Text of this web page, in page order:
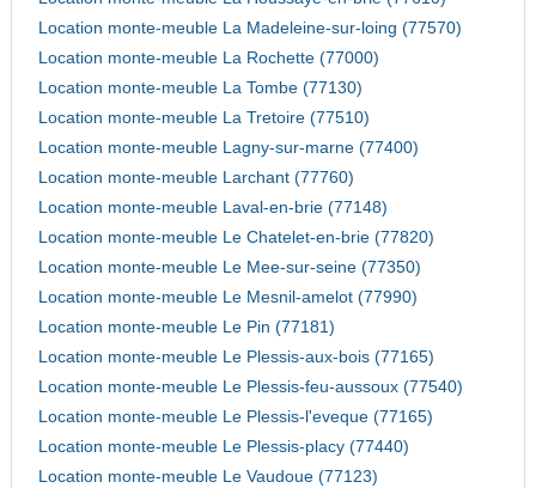
Location monte-meuble La Madeleine-sur-loing (77570)
Location monte-meuble La Rochette (77000)
Location monte-meuble La Tombe (77130)
Location monte-meuble La Tretoire (77510)
Location monte-meuble Lagny-sur-marne (77400)
Location monte-meuble Larchant (77760)
Location monte-meuble Laval-en-brie (77148)
Location monte-meuble Le Chatelet-en-brie (77820)
Location monte-meuble Le Mee-sur-seine (77350)
Location monte-meuble Le Mesnil-amelot (77990)
Location monte-meuble Le Pin (77181)
Location monte-meuble Le Plessis-aux-bois (77165)
Location monte-meuble Le Plessis-feu-aussoux (77540)
Location monte-meuble Le Plessis-l'eveque (77165)
Location monte-meuble Le Plessis-placy (77440)
Location monte-meuble Le Vaudoue (77123)